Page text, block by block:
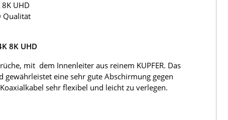
UHD
Qualität
8K UHD
mit dem Innenleiter aus reinem KUPFER. Das
eine sehr gute Abschirmung gegen
sehr flexibel und leicht zu verlegen.